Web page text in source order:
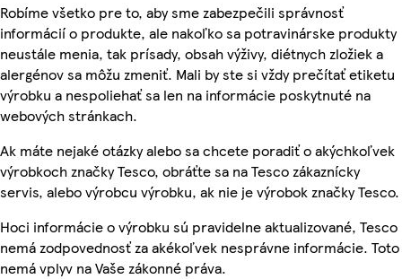
Robíme všetko pre to, aby sme zabezpečili správnosť
informácií o produkte, ale nakoľko sa potravinárske produkty
neustále menia, tak prísady, obsah výživy, diétnych zložiek a
alergénov sa môžu zmeniť. Mali by ste si vždy prečítať etiketu
výrobku a nespoliehať sa len na informácie poskytnuté na
webových stránkach.
Ak máte nejaké otázky alebo sa chcete poradiť o akýchkoľvek
výrobkoch značky Tesco, obráťte sa na Tesco zákaznícky
servis, alebo výrobcu výrobku, ak nie je výrobok značky Tesco.
Hoci informácie o výrobku sú pravidelne aktualizované, Tesco
nemá zodpovednosť za akékoľvek nesprávne informácie. Toto
nemá vplyv na Vaše zákonné práva.